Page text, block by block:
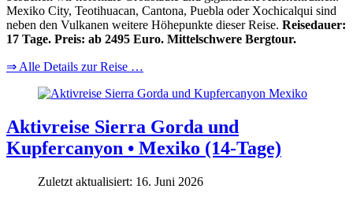
Mexiko City, Teotihuacan, Cantona, Puebla oder Xochicalqui sind
neben den Vulkanen weitere Höhepunkte dieser Reise. Reisedauer:
17 Tage. Preis: ab 2495 Euro. Mittelschwere Bergtour.
⇒ Alle Details zur Reise …
Aktivreise Sierra Gorda und
Kupfercanyon • Mexiko (14-Tage)
Zuletzt aktualisiert: 16. Juni 2026